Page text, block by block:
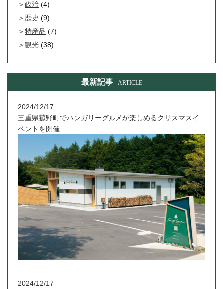
政治 (4)
歴史 (9)
特産品 (7)
観光 (38)
最新記事 ARTICLE
2024/12/17
三重県菰野町でハンガリーグルメが楽しめるクリスマスイ
ベントを開催
2024/12/17